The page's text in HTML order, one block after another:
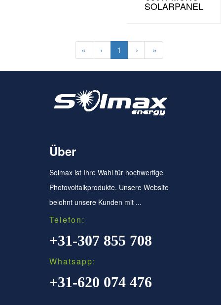
SOLARPANEL
« ‹ 1 › »
Über
Solmax ist Ihre Wahl für hochwertige
Photovoltaikprodukte. Unsere Website
belohnt unsere Kunden mit ...
Telefon:
+31-307 855 708
Whatsapp:
+31-620 074 476